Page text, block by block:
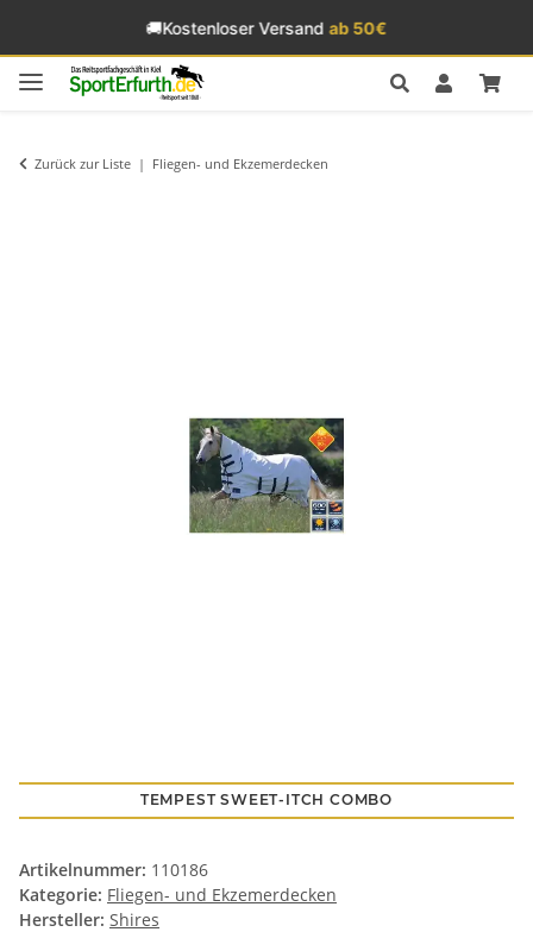
🚚Kostenloser Versandab 50€
Zurück zur Liste Fliegen- und Ekzemerdecken
TEMPEST SWEET-ITCH COMBO
Artikelnummer: 110186
Kategorie: Fliegen- und Ekzemerdecken
Hersteller: Shires